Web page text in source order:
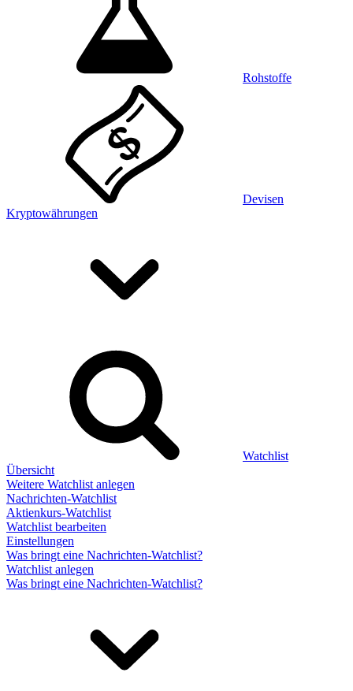
Rohstoffe
Devisen
Kryptowährungen
Watchlist
Übersicht
Weitere Watchlist anlegen
Nachrichten-Watchlist
Aktienkurs-Watchlist
Watchlist bearbeiten
Einstellungen
Was bringt eine Nachrichten-Watchlist?
Watchlist anlegen
Was bringt eine Nachrichten-Watchlist?